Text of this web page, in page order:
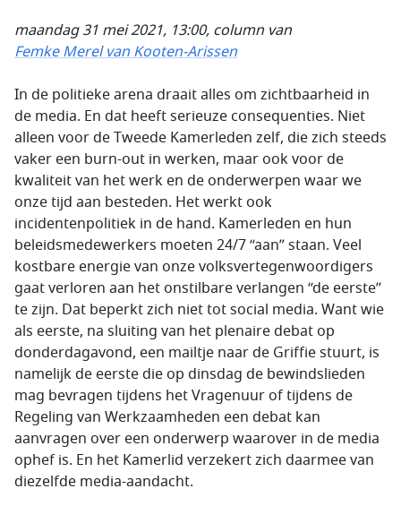
maandag 31 mei 2021, 13:00, column van
Femke Merel van Kooten-Arissen
In de politieke arena draait alles om zichtbaarheid in
de media. En dat heeft serieuze consequenties. Niet
alleen voor de Tweede Kamerleden zelf, die zich steeds
vaker een burn-out in werken, maar ook voor de
kwaliteit van het werk en de onderwerpen waar we
onze tijd aan besteden. Het werkt ook
incidentenpolitiek in de hand. Kamerleden en hun
beleidsmedewerkers moeten 24/7 “aan” staan. Veel
kostbare energie van onze volksvertegenwoordigers
gaat verloren aan het onstilbare verlangen “de eerste”
te zijn. Dat beperkt zich niet tot social media. Want wie
als eerste, na sluiting van het plenaire debat op
donderdagavond, een mailtje naar de Griffie stuurt, is
namelijk de eerste die op dinsdag de bewindslieden
mag bevragen tijdens het Vragenuur of tijdens de
Regeling van Werkzaamheden een debat kan
aanvragen over een onderwerp waarover in de media
ophef is. En het Kamerlid verzekert zich daarmee van
diezelfde media-aandacht.